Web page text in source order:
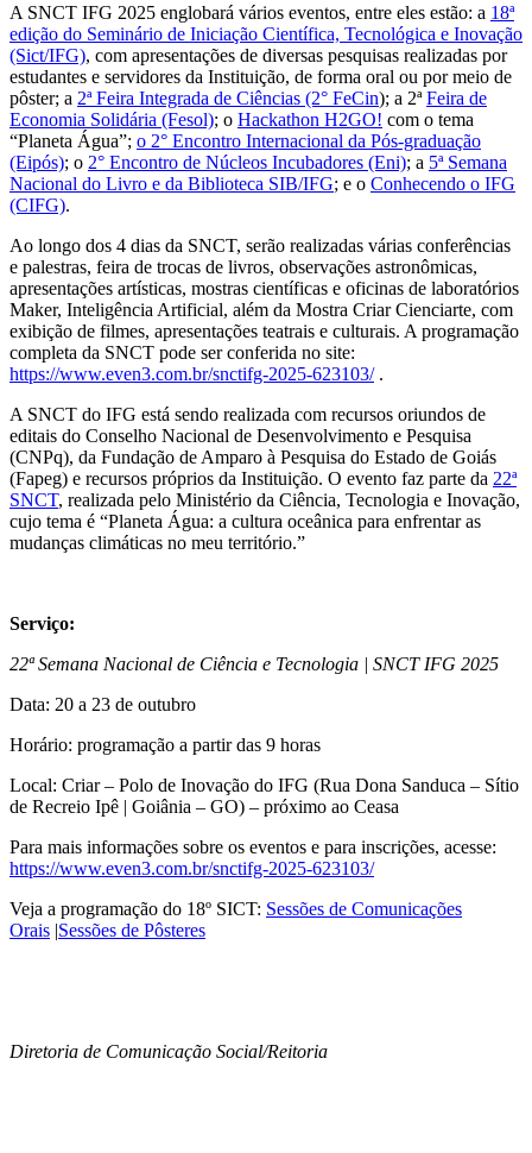
A SNCT IFG 2025 englobará vários eventos, entre eles estão: a 18ª
edição do Seminário de Iniciação Científica, Tecnológica e Inovação
(Sict/IFG), com apresentações de diversas pesquisas realizadas por
estudantes e servidores da Instituição, de forma oral ou por meio de
pôster; a 2ª Feira Integrada de Ciências (2° FeCin); a 2ªFeira de
Economia Solidária (Fesol); o Hackathon H2GO! com o tema
“Planeta Água”; o 2° Encontro Internacional da Pós-graduação
(Eipós); o 2° Encontro de Núcleos Incubadores (Eni); a 5ª Semana
Nacional do Livro e da Biblioteca SIB/IFG; e o Conhecendo o IFG
(CIFG).
Ao longo dos 4 dias da SNCT, serão realizadas várias conferências
e palestras, feira de trocas de livros, observações astronômicas,
apresentações artísticas, mostras científicas e oficinas de laboratórios
Maker, Inteligência Artificial, além da Mostra Criar Cienciarte, com
exibição de filmes, apresentações teatrais e culturais. A programação
completa da SNCT pode ser conferida no site:
https://www.even3.com.br/snctifg-2025-623103/.
A SNCT do IFG está sendo realizada com recursos oriundos de
editais do Conselho Nacional de Desenvolvimento e Pesquisa
(CNPq), da Fundação de Amparo à Pesquisa do Estado de Goiás
(Fapeg) e recursos próprios da Instituição. O evento faz parte da 22ª
SNCT, realizada pelo Ministério da Ciência, Tecnologia e Inovação,
cujo tema é “Planeta Água: a cultura oceânica para enfrentar as
mudanças climáticas no meu território.”
Serviço:
22ª Semana Nacional de Ciência e Tecnologia | SNCT IFG 2025
Data: 20 a 23 de outubro
Horário: programação a partir das 9 horas
Local: Criar – Polo de Inovação do IFG (Rua Dona Sanduca – Sítio
de Recreio Ipê | Goiânia – GO) – próximo ao Ceasa
Para mais informações sobre os eventos e para inscrições, acesse:
https://www.even3.com.br/snctifg-2025-623103/
Veja a programação do 18º SICT: Sessões de Comunicações
Orais |Sessões de Pôsteres
Diretoria de Comunicação Social/Reitoria